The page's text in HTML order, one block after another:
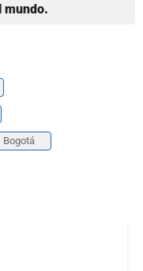
mundo.
Bogotá